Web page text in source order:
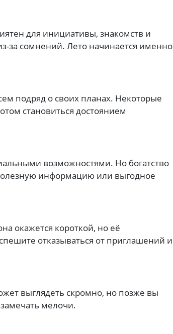
для инициативы, знакомств и
за сомнений. Лето начинается именно
подряд о своих планах. Некоторые
становиться достоянием
возможностями. Но богатство
информацию или выгодное
окажется короткой, но её
отказываться от приглашений и
выглядеть скромно, но позже вы
мелочи.